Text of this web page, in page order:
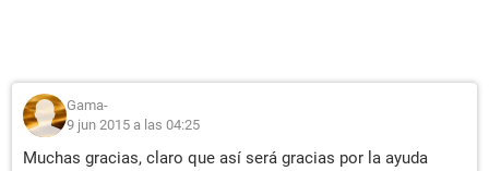
Gama-
9 jun 2015 a las 04:25
Muchas gracias, claro que así será gracias por la ayuda